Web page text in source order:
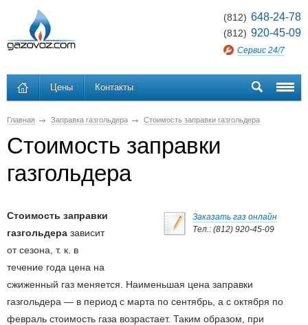
(812) 648-24-78
(812) 920-45-09
Сервис 24/7
Цены Контакты
Главная Заправка газгольдера Стоимость заправки газгольдера
Стоимость заправки
газгольдера
Заказать газ онлайн
Тел.: (812) 920-45-09
Стоимость заправки
газгольдера зависит
от сезона, т. к. в
течение года цена на
сжиженный газ меняется. Наименьшая цена заправки
газгольдера — в период с марта по сентябрь, а с октября по
февраль стоимость газа возрастает. Таким образом, при